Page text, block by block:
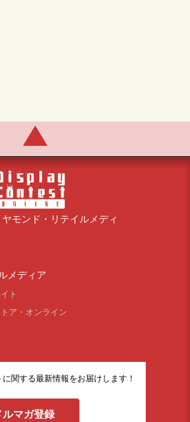
モンド・リテイルメディ
メディア
ト
ア・オンライン
関する最新情報をお届けします！
ルマガ登録